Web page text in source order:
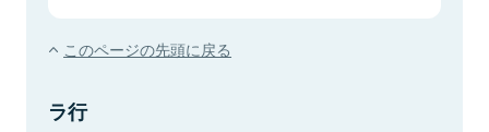
このページの先頭に戻る
ラ行